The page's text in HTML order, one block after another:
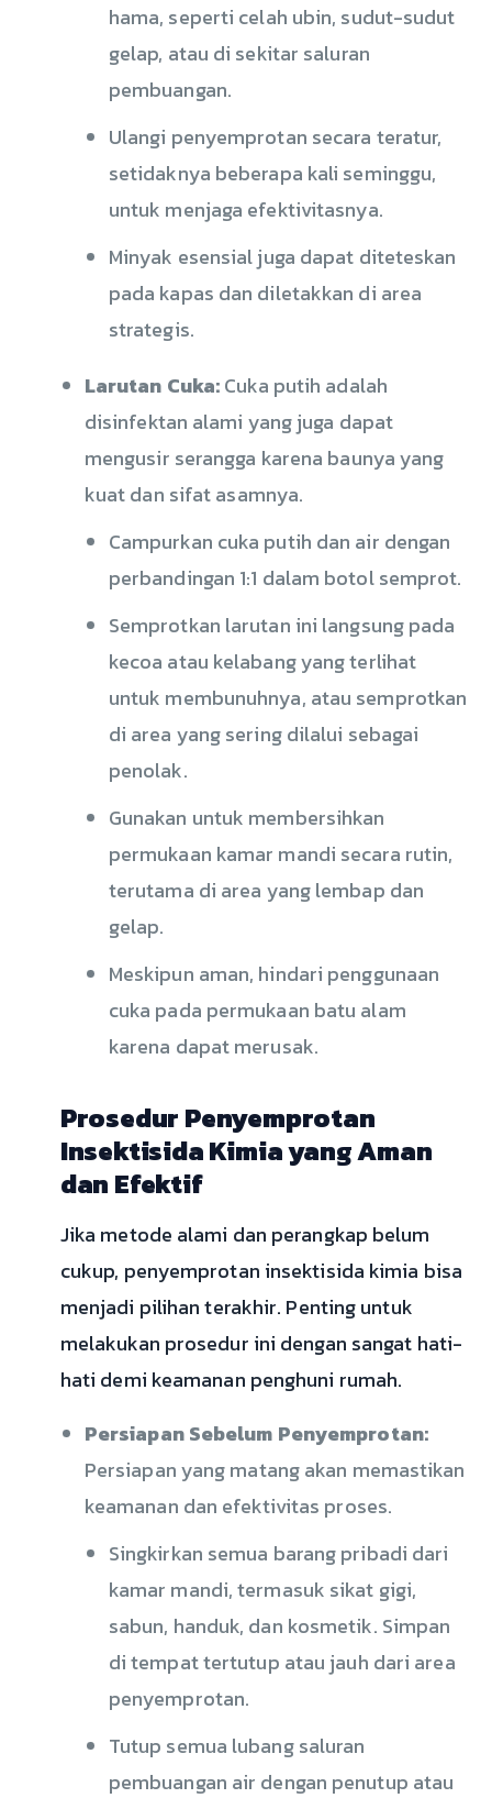
hama, seperti celah ubin, sudut-sudut
gelap, atau di sekitar saluran
pembuangan.
Ulangi penyemprotan secara teratur,
setidaknya beberapa kali seminggu,
untuk menjaga efektivitasnya.
Minyak esensial juga dapat diteteskan
pada kapas dan diletakkan di area
strategis.
Larutan Cuka:Cuka putih adalah
disinfektan alami yang juga dapat
mengusir serangga karena baunya yang
kuat dan sifat asamnya.
Campurkan cuka putih dan air dengan
perbandingan 1:1 dalam botol semprot.
Semprotkan larutan ini langsung pada
kecoa atau kelabang yang terlihat
untuk membunuhnya, atau semprotkan
di area yang sering dilalui sebagai
penolak.
Gunakan untuk membersihkan
permukaan kamar mandi secara rutin,
terutama di area yang lembap dan
gelap.
Meskipun aman, hindari penggunaan
cuka pada permukaan batu alam
karena dapat merusak.
Prosedur Penyemprotan
Insektisida Kimia yang Aman
dan Efektif
Jika metode alami dan perangkap belum
cukup, penyemprotan insektisida kimia bisa
menjadi pilihan terakhir. Penting untuk
melakukan prosedur ini dengan sangat hati-
hati demi keamanan penghuni rumah.
Persiapan Sebelum Penyemprotan:
Persiapan yang matang akan memastikan
keamanan dan efektivitas proses.
Singkirkan semua barang pribadi dari
kamar mandi, termasuk sikat gigi,
sabun, handuk, dan kosmetik. Simpan
di tempat tertutup atau jauh dari area
penyemprotan.
Tutup semua lubang saluran
pembuangan air dengan penutup atau